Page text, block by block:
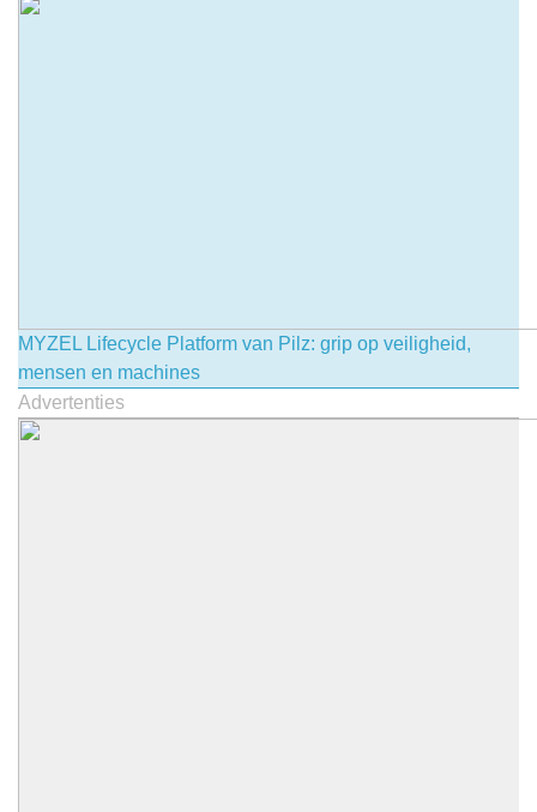
MYZEL Lifecycle Platform van Pilz: grip op veiligheid,
mensen en machines
Advertenties